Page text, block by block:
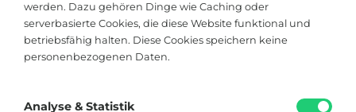
werden. Dazu gehören Dinge wie Caching oder
serverbasierte Cookies, die diese Website funktional und
betriebsfähig halten. Diese Cookies speichern keine
personenbezogenen Daten.
Analyse & Statistik
Viktoriastraße 48
33602 Bielefeld
hallo@soistfein.de